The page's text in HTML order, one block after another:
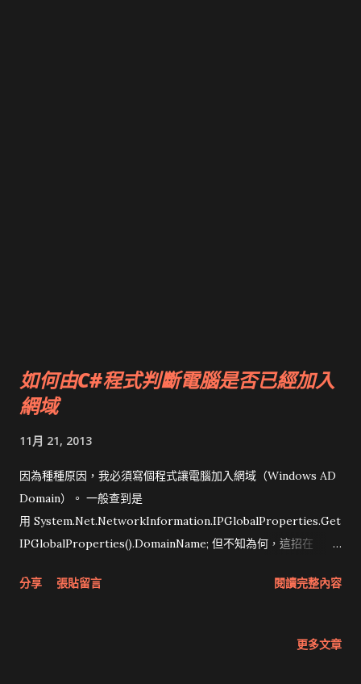
如何由C#程式判斷電腦是否已經加入
網域
11月 21, 2013
因為種種原因，我必須寫個程式讓電腦加入網域（Windows AD
Domain）。 一般查到是
用 System.Net.NetworkInformation.IPGlobalProperties.Get
IPGlobalProperties().DomainName; 但不知為何，這招在
分享 張貼留言 閱讀完整內容
更多文章